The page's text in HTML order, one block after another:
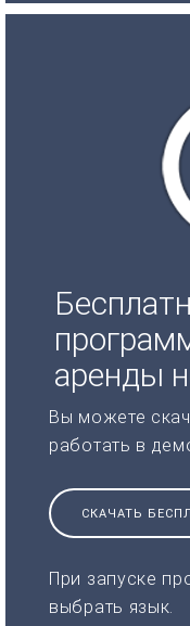
аренды
Вы можете
работать в
СКАЧАТЬ
При запуске
выбрать язык.